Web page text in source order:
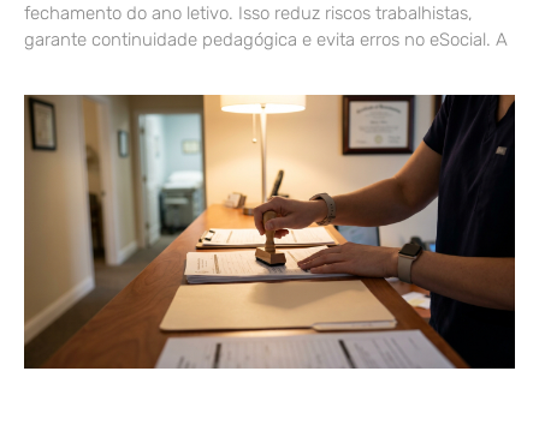
fechamento do ano letivo. Isso reduz riscos trabalhistas,
garante continuidade pedagógica e evita erros no eSocial. A